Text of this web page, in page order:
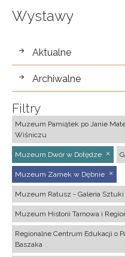
Wystawy
wystawy
Aktualne
Archiwalne
Filtry
Muzeum Pamiątek po Janie
Wiśniczu
Muzeum Dwór w Dołędze
Muzeum Zamek w Dębnie
Muzeum Ratusz - Galeria Sztuki
Muzeum Historii Tarnowa i
Regionalne Centrum Edukacji o
Baszaka